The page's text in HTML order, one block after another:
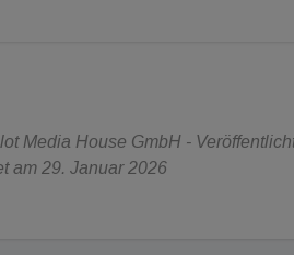
Media House GmbH -
am 29. Januar 2026